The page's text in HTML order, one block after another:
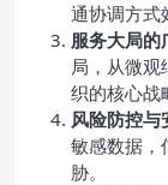
通协调方式
服务大局的
局，从微
织的核心战
风险防控与
敏感数据，
胁。